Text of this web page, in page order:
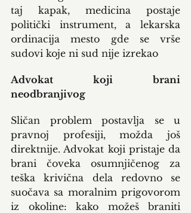
taj kapak, medicina postaje
politički instrument, a lekarska
ordinacija mesto gde se vrše
sudovi koje ni sud nije izrekao
Advokat koji brani
neodbranjivog
Sličan problem postavlja se u
pravnoj profesiji, možda još
direktnije. Advokat koji pristaje da
brani čoveka osumnjičenog za
teška krivična dela redovno se
suočava sa moralnim prigovorom
iz okoline: kako možeš braniti